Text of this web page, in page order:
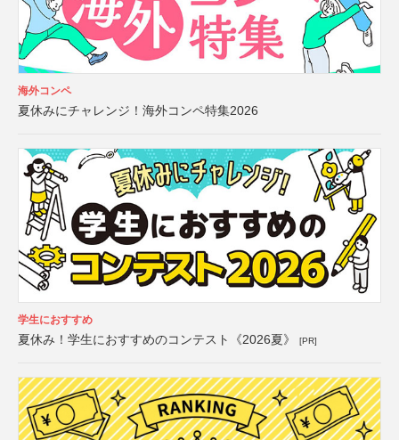
海外コンペ
夏休みにチャレンジ！海外コンペ特集2026
学生におすすめ
夏休み！学生におすすめのコンテスト《2026夏》 [PR]